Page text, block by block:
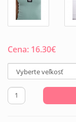
Cena: 16.30€